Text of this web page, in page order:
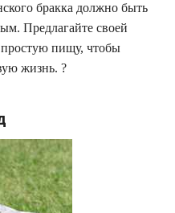
бракка должно быть
Предлагайте своей
простую пищу, чтобы
жизнь. ?